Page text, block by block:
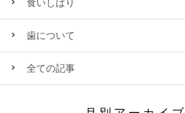
食いしばり
歯について
全ての記事